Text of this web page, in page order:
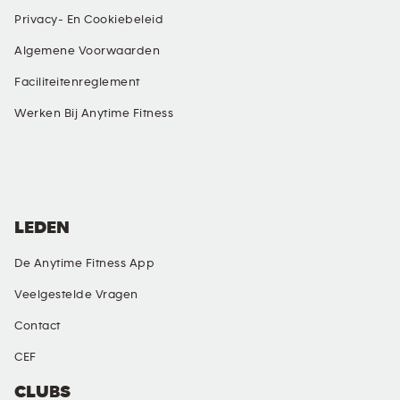
Privacy- En Cookiebeleid
Algemene Voorwaarden
Faciliteitenreglement
Werken Bij Anytime Fitness
CLUBS
LEDEN
De Anytime Fitness App
Veelgestelde Vragen
Contact
CEF